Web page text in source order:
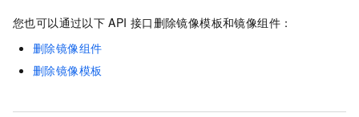
您也可以通过以下 API 接口删除镜像模板和镜像组件：
删除镜像组件
删除镜像模板